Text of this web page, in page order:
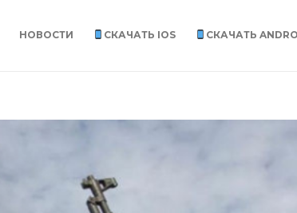
НОВОСТИ СКАЧАТЬ IOS СКАЧАТЬ